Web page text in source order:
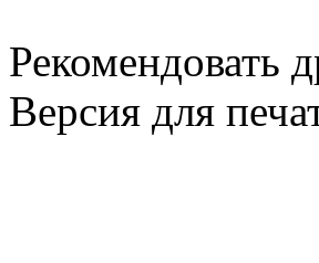
Рекомендовать
Версия для